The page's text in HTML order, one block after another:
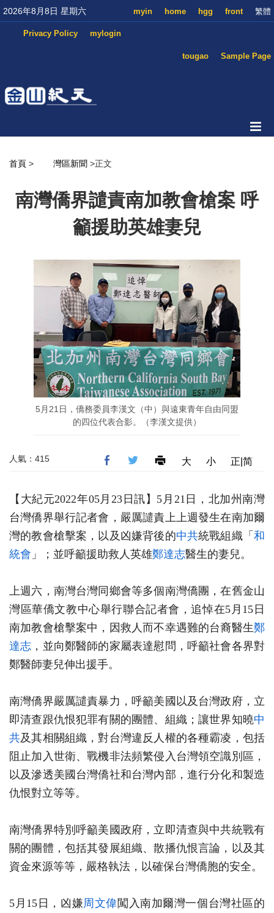
2026年8月8日 星期六 繁體
front
hgg
home
myin
mylogin
Privacy Policy
Sample Page
tougao
首頁 > 灣區新聞 >正文
南灣僑界譴責南加教會槍案 呼
籲援助英雄妻兒
5月21日，僑務委員李漢文（中）與遠東青年自由同盟
的四位代表合影。（李漢文提供）
人氣：415 大 小 正|简
【大紀元2022年05月23日訊】5月21日，北加州南灣
台灣僑界舉行記者會，嚴厲譴責上上週發生在南加爾
灣的教會槍擊案，以及凶嫌背後的中共統戰組織「和
統會 」；並呼籲援助救人英雄鄭達志醫生的妻兒。
上週六，南灣台灣同鄉會等多個南灣僑團，在舊金山
灣區華僑文教中心舉行聯合記者會，追悼在5月15日
南加教會槍擊案中，因救人而不幸遇難的台裔醫生鄭
達志 ，並向鄭醫師的家屬表達慰問，呼籲社會各界對
鄭醫師妻兒伸出援手。
南灣僑界嚴厲譴責暴力，呼籲美國以及台灣政府，立
即清查跟仇恨犯罪有關的團體、組織；讓世界知曉中
共及其相關組織，對台灣違反人權的各種霸凌，包括
阻止加入世衛、戰機非法頻繁侵入台灣領空識別區，
以及滲透美國台灣僑社和台灣內部，進行分化和製造
仇恨對立等等。
南灣僑界特別呼籲美國政府，立即清查與中共統戰有
關的團體，包括其發展組織、散播仇恨言論，以及其
資金來源等等，嚴格執法，以確保台灣僑胞的安全。
5月15日，凶嫌周文偉闖入南加爾灣一個台灣社區的